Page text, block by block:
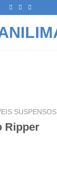
SUSPENSOS
Ripper